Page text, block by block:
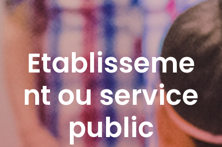
Etablisseme
nt ou service
public